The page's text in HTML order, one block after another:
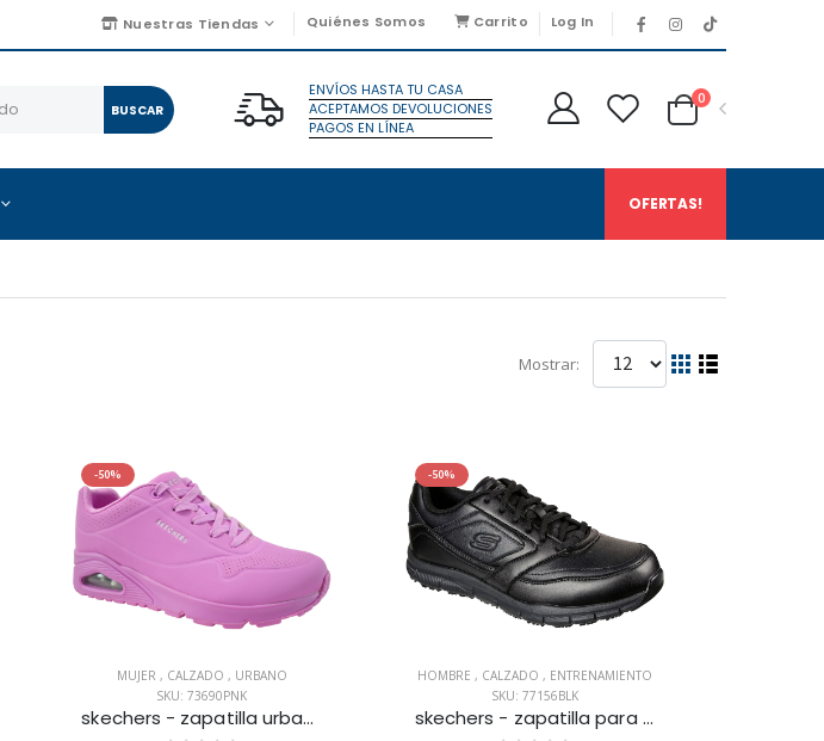
Nuestras Tiendas Quiénes Somos Carrito Log In
BUSCAR
ENVÍOS HASTA TU CASA
ACEPTAMOS DEVOLUCIONES
PAGOS EN LÍNEA
0
OFERTAS!
Mostrar:
-50%
MUJER , CALZADO , URBANO
SKU: 73690PNK
skechers - zapatilla urbana uno -stand on air para mujer
-50%
HOMBRE , CALZADO , ENTRENAMIENTO
SKU: 77156BLK
skechers - zapatilla para entrenamiento nampa para hombre